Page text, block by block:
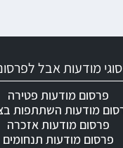
סוגי מודעות אבל
פרסום מודעות פטירה
מודעות השתתפות
פרסום מודעות אזכרה
פרסום מודעות תנחומים